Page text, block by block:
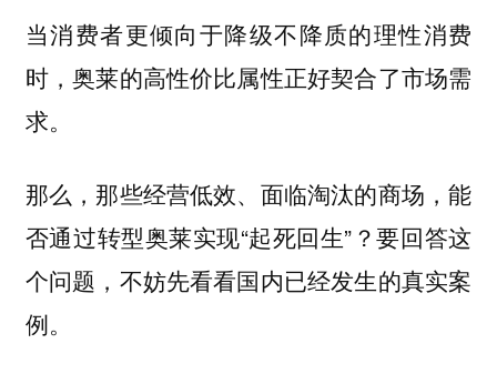
当消费者更倾向于降级不降质的理性消费
时，奥莱的高性价比属性正好契合了市场需
求。
那么，那些经营低效、面临淘汰的商场，能
否通过转型奥莱实现“起死回生”？要回答这
个问题，不妨先看看国内已经发生的真实案
例。